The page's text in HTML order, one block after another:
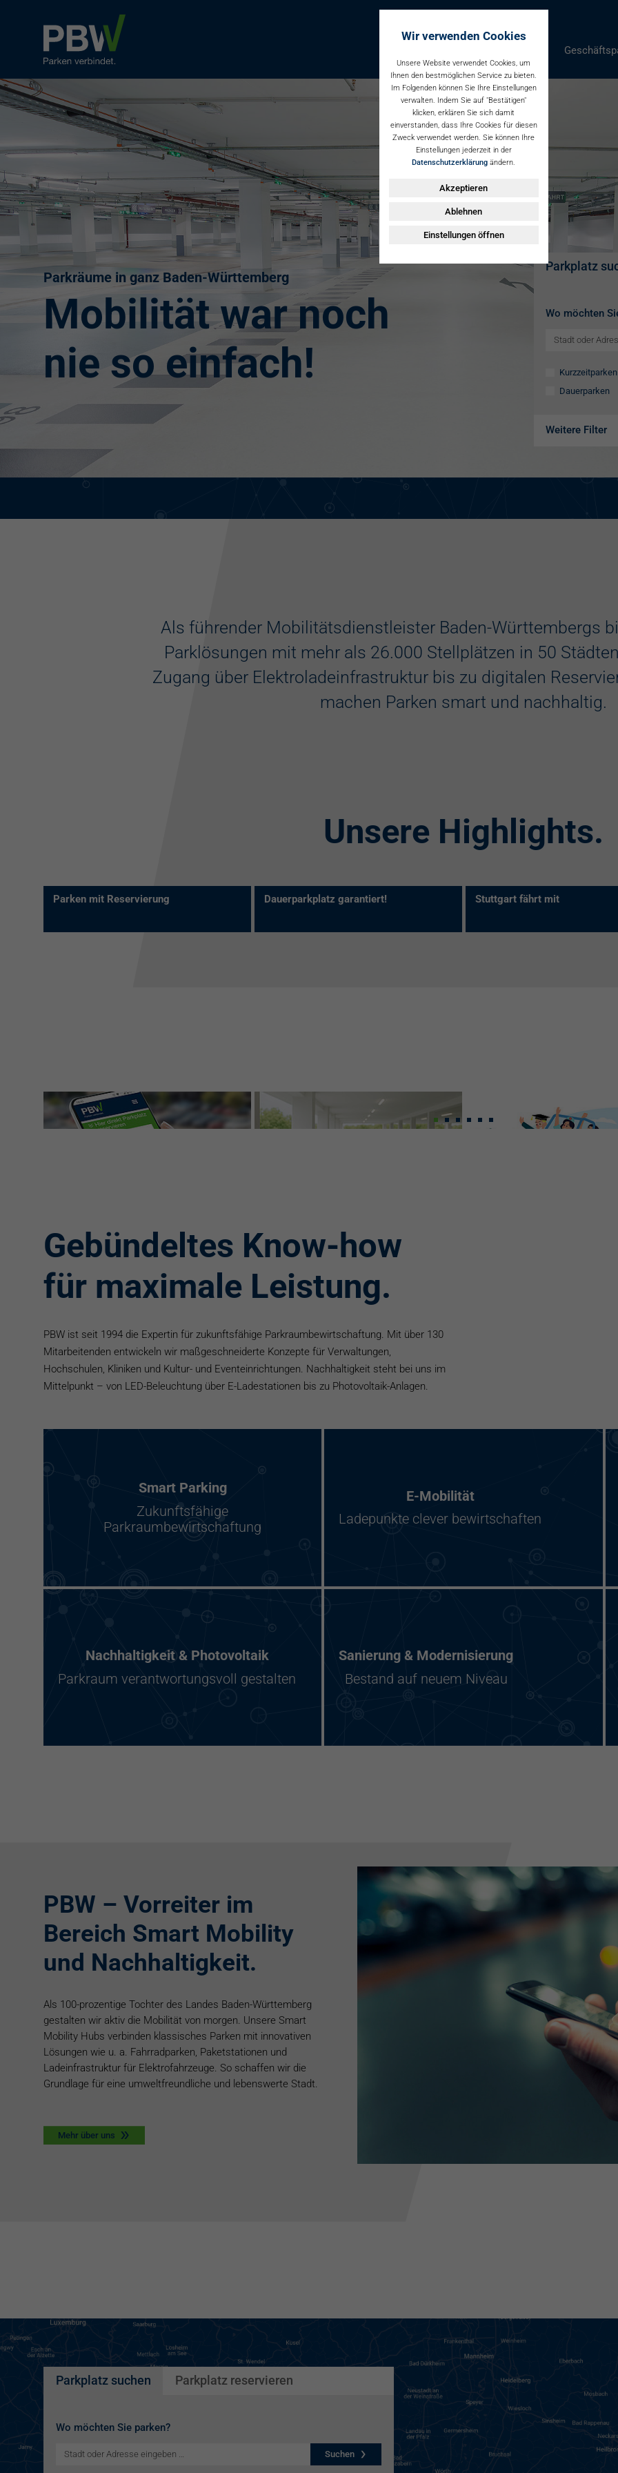
Parkräume in ganz Baden-Württemberg
Mobilität war noch
nie so einfach!
Parkplatz
Wo möchten
Kurzzeitparken
Dauerparken
Weitere Filter
Als führender Mobilitätsdienstleister Baden-Württembergs
Parklösungen mit mehr als 26.000 Stellplätzen in 50
Zugang über Elektroladeinfrastruktur bis zu digitalen
machen Parken smart und nachhaltig.
Unsere Highlights.
Parken mit Reservierung Dauerparkplatz garantiert! Stuttgart fährt mit
Gebündeltes Know-how
für maximale Leistung.
PBW ist seit 1994 die Expertin für zukunftsfähige Parkraumbewirtschaftung. Mit über 130
Mitarbeitenden entwickeln wir maßgeschneiderte Konzepte für Verwaltungen,
Hochschulen, Kliniken und Kultur- und Eventeinrichtungen. Nachhaltigkeit steht bei uns im
Mittelpunkt – von LED-Beleuchtung über E-Ladestationen bis zu Photovoltaik-Anlagen.
Smart Parking
Zukunftsfähige
Parkraumbewirtschaftung
E-Mobilität
Ladepunkte clever bewirtschaften
Nachhaltigkeit & Photovoltaik
Parkraum verantwortungsvoll gestalten
Sanierung & Modernisierung
Bestand auf neuem Niveau
PBW – Vorreiter im
Bereich Smart Mobility
und Nachhaltigkeit.
Als 100-prozentige Tochter des Landes Baden-Württemberg
gestalten wir aktiv die Mobilität von morgen. Unsere Smart
Mobility Hubs verbinden klassisches Parken mit innovativen
Lösungen wie u. a. Fahrradparken, Paketstationen und
Ladeinfrastruktur für Elektrofahrzeuge. So schaffen wir die
Grundlage für eine umweltfreundliche und lebenswerte Stadt.
Mehr über uns
Parkplatz suchen Parkplatz reservieren
Wo möchten Sie parken?
Suchen
Wir verwenden Cookies
Unsere Website verwendet Cookies, um
Ihnen den bestmöglichen Service zu bieten.
Im Folgenden können Sie Ihre Einstellungen
verwalten. Indem Sie auf "Bestätigen"
klicken, erklären Sie sich damit
einverstanden, dass Ihre Cookies für diesen
Zweck verwendet werden. Sie können Ihre
Einstellungen jederzeit in der
Datenschutzerklärung ändern.
Akzeptieren
Ablehnen
Einstellungen öffnen